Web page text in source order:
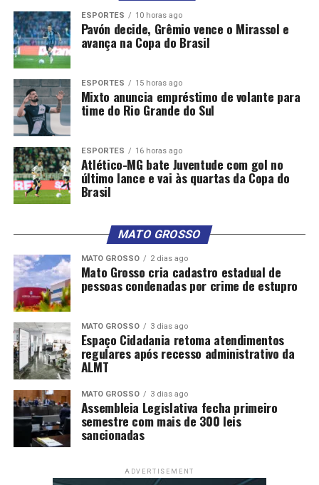
ESPORTES 10 horas ago
Pavón decide, Grêmio vence o Mirassol e
avança na Copa do Brasil
ESPORTES 15 horas ago
Mixto anuncia empréstimo de volante para
time do Rio Grande do Sul
ESPORTES 16 horas ago
Atlético-MG bate Juventude com gol no
último lance e vai às quartas da Copa do
Brasil
MATO GROSSO
MATO GROSSO 2 dias ago
Mato Grosso cria cadastro estadual de
pessoas condenadas por crime de estupro
MATO GROSSO 3 dias ago
Espaço Cidadania retoma atendimentos
regulares após recesso administrativo da
ALMT
MATO GROSSO 3 dias ago
Assembleia Legislativa fecha primeiro
semestre com mais de 300 leis
sancionadas
ADVERTISEMENT